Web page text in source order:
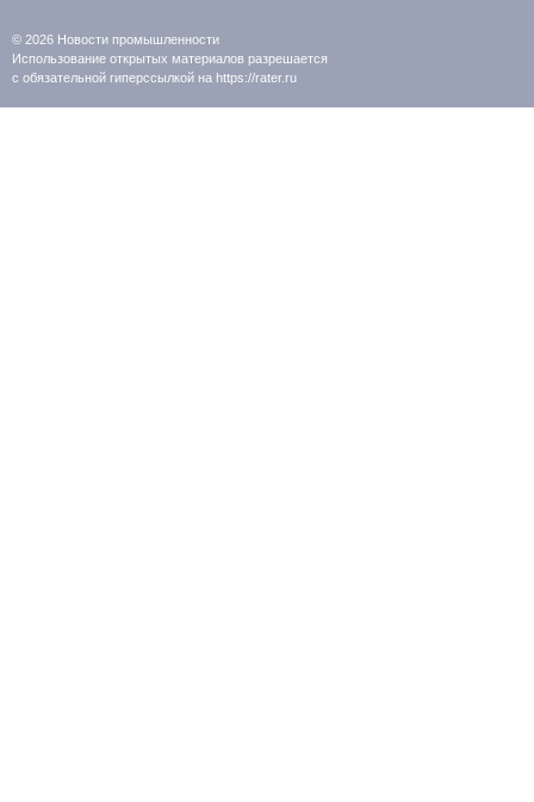
© 2026 Новости промышленности
Использование открытых материалов разрешается
с обязательной гиперссылкой на https://rater.ru